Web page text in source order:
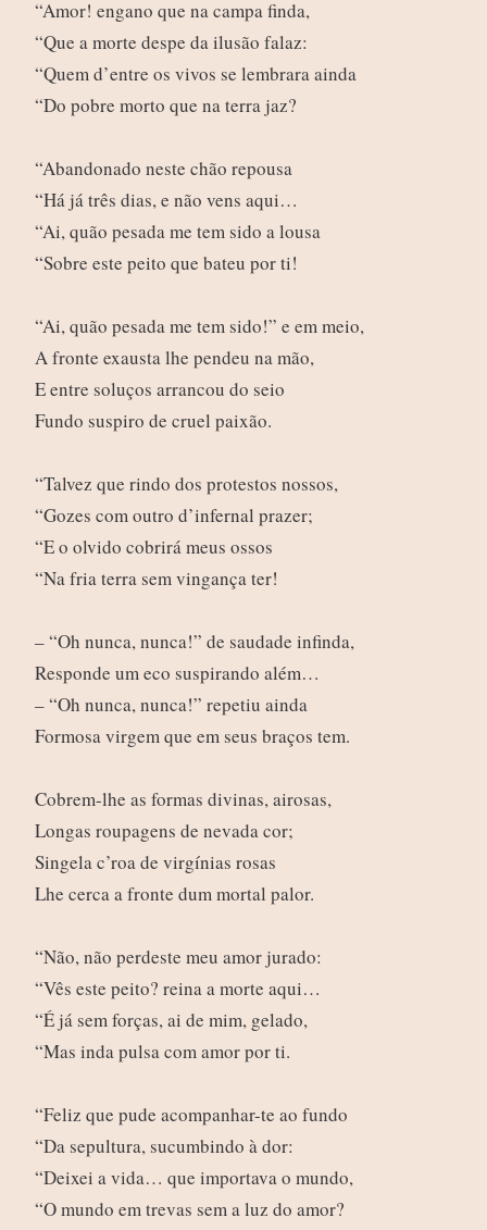
“Amor! engano que na campa finda,
“Que a morte despe da ilusão falaz:
“Quem d’entre os vivos se lembrara ainda
“Do pobre morto que na terra jaz?
“Abandonado neste chão repousa
“Há já três dias, e não vens aqui…
“Ai, quão pesada me tem sido a lousa
“Sobre este peito que bateu por ti!
“Ai, quão pesada me tem sido!” e em meio,
A fronte exausta lhe pendeu na mão,
E entre soluços arrancou do seio
Fundo suspiro de cruel paixão.
“Talvez que rindo dos protestos nossos,
“Gozes com outro d’infernal prazer;
“E o olvido cobrirá meus ossos
“Na fria terra sem vingança ter!
– “Oh nunca, nunca!” de saudade infinda,
Responde um eco suspirando além…
– “Oh nunca, nunca!” repetiu ainda
Formosa virgem que em seus braços tem.
Cobrem-lhe as formas divinas, airosas,
Longas roupagens de nevada cor;
Singela c’roa de virgínias rosas
Lhe cerca a fronte dum mortal palor.
“Não, não perdeste meu amor jurado:
“Vês este peito? reina a morte aqui…
“É já sem forças, ai de mim, gelado,
“Mas inda pulsa com amor por ti.
“Feliz que pude acompanhar-te ao fundo
“Da sepultura, sucumbindo à dor:
“Deixei a vida… que importava o mundo,
“O mundo em trevas sem a luz do amor?